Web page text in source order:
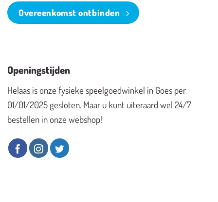
Overeenkomst ontbinden
Openingstijden
Helaas is onze fysieke speelgoedwinkel in Goes per
01/01/2025 gesloten. Maar u kunt uiteraard wel 24/7
bestellen in onze webshop!